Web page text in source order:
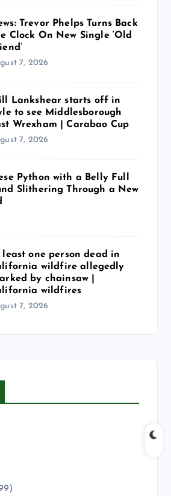
Trevor Phelps Turns Back
Clock On New Single ‘Old
7, 2026
Lankshear starts off in
to see Middlesborough
Wrexham | Carabao Cup
7, 2026
Python with a Belly Full
Slithering Through a New
least one person dead in
wildfire allegedly
by chainsaw |
wildfires
7, 2026